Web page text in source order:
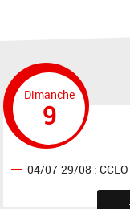
Dimanche
9
04/07-29/08 :